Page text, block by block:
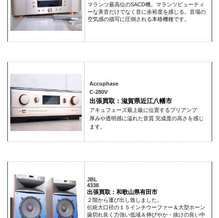
マランツ最高位のSACD機。マランツビューティ
ーな美音だけでなく音に余裕度を感じる。音場の
空気感の描写に圧倒される本格機種です。
Accuphase
C-280V
出張買取：滋賀県近江八幡市
アキュフェーズ最上級に位置するプリアンプ
厚みや透明感に溢れた音質 完成度の高さを感じ
ます。
JBL
4338
出張買取：和歌山県有田市
２階から運び出し致しました。
伝統大口径の１５インチウーファー＆大型ホーン
歯切れ良く力強い低域＆伸びやか・抜けの良い中